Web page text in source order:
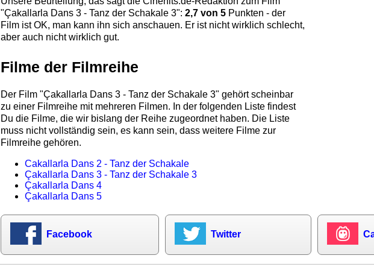
"Çakallarla Dans 3 - Tanz der Schakale 3":2,7 von 5 Punkten - der
Film ist OK, man kann ihn sich anschauen. Er ist nicht wirklich schlecht,
aber auch nicht wirklich gut.
Filme der Filmreihe
Der Film "Çakallarla Dans 3 - Tanz der Schakale 3" gehört scheinbar
zu einer Filmreihe mit mehreren Filmen. In der folgenden Liste findest
Du die Filme, die wir bislang der Reihe zugeordnet haben. Die Liste
muss nicht vollständig sein, es kann sein, dass weitere Filme zur
Filmreihe gehören.
Cakallarla Dans 2 - Tanz der Schakale
Çakallarla Dans 3 - Tanz der Schakale 3
Çakallarla Dans 4
Çakallarla Dans 5
Facebook Twitter